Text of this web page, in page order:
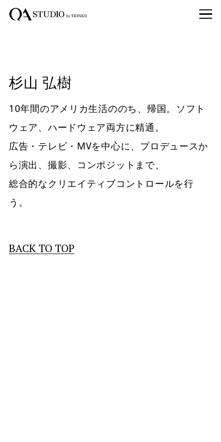
杉山 弘樹
10年間のアメリカ生活ののち、帰国。ソフト
ウェア、ハードウェア両方に精通。
広告・テレビ・MVを中心に、プロデュースか
ら演出、撮影、コンポジットまで、
総合的なクリエイティブコントロールを行
う。
BACK TO TOP